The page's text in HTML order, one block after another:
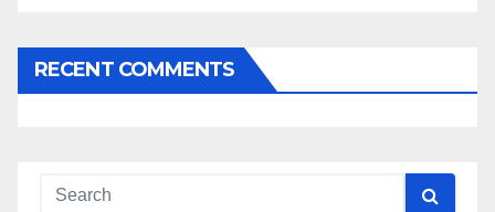
RECENT COMMENTS